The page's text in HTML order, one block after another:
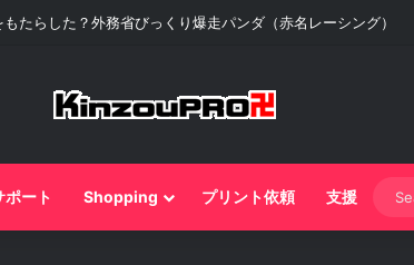
たらした？外務省びっくり爆走パンダ（赤名レーシング）
ポート Shopping プリント依頼 支援